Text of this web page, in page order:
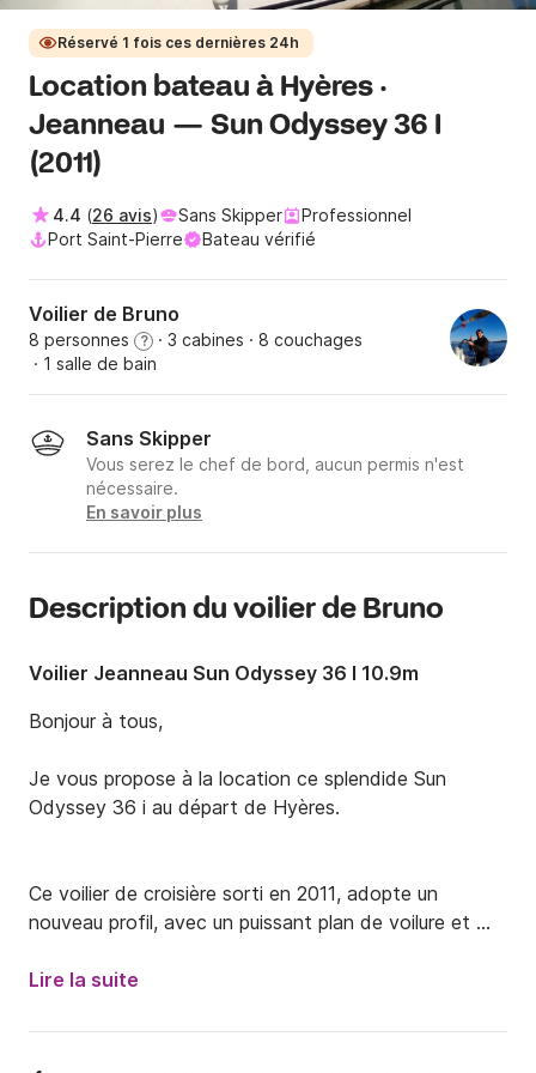
Réservé 1 fois ces dernières 24h
Location bateau à Hyères ·
Jeanneau — Sun Odyssey 36 I
(2011)
4.4 (26 avis) Sans Skipper
Professionnel
Port Saint-Pierre
Bateau vérifié
Voilier de Bruno
8 personnes ? · 3 cabines · 8 couchages
· 1 salle de bain
Sans Skipper
Vous serez le chef de bord, aucun permis n'est
nécessaire.
En savoir plus
Description du voilier de Bruno
Voilier Jeanneau Sun Odyssey 36 I 10.9m
Bonjour à tous,
Je vous propose à la location ce splendide Sun
Odyssey 36 i au départ de Hyères.
Ce voilier de croisière sorti en 2011, adopte un
nouveau profil, avec un puissant plan de voilure et
de la même catégorie.
Conçu pour les adeptes décontractés de l’évasion
avec son design tendance dans la lignée des Sun
Lire la suite